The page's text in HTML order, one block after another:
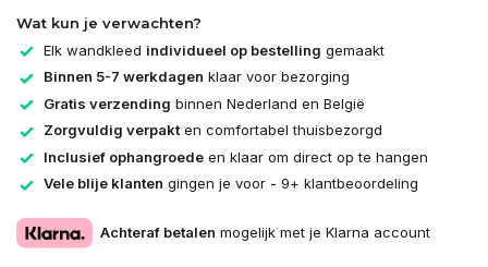
Wat kun je verwachten?
Elk wandkleed individueel op bestelling gemaakt
Binnen 5-7 werkdagen klaar voor bezorging
Gratis verzending binnen Nederland en België
Zorgvuldig verpakten comfortabel thuisbezorgd
Inclusief ophangroede en klaar om direct op te hangen
Vele blije klanten gingen je voor - 9+ klantbeoordeling
Achteraf betalen mogelijk met je Klarna account